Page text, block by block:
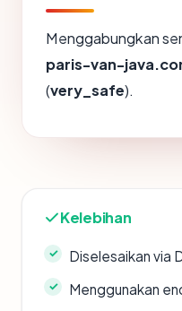
Menggabungkan
paris-van-
(very_safe).
Kelebihan
Diselesaikan via
Menggunakan